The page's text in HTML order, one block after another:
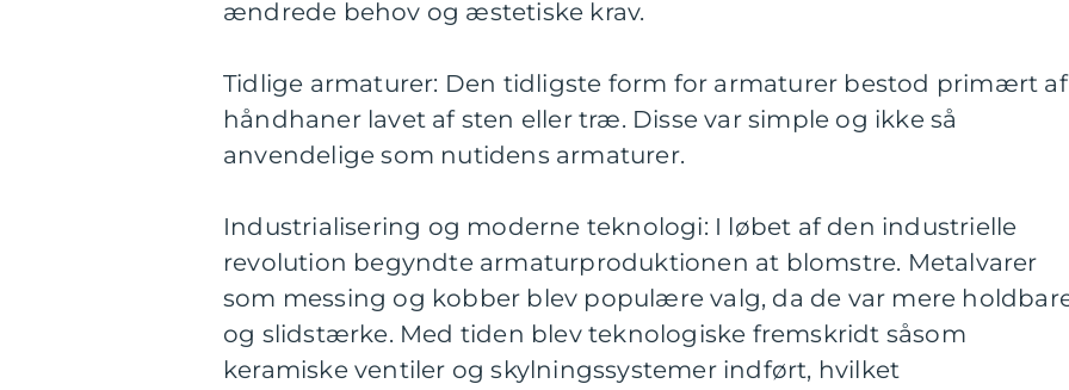
ændrede behov og æstetiske krav.
Tidlige armaturer: Den tidligste form for armaturer bestod primært af
håndhaner lavet af sten eller træ. Disse var simple og ikke så
anvendelige som nutidens armaturer.
Industrialisering og moderne teknologi: I løbet af den industrielle
revolution begyndte armaturproduktionen at blomstre. Metalvarer
som messing og kobber blev populære valg, da de var mere
og slidstærke. Med tiden blev teknologiske fremskridt såsom
keramiske ventiler og skylningssystemer indført, hvilket